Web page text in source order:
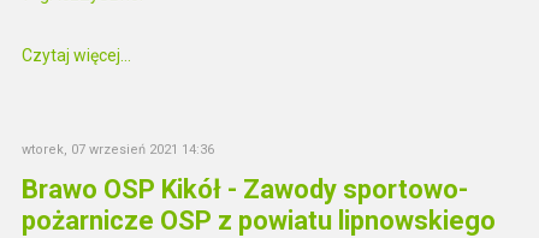
Czytaj więcej...
wtorek, 07 wrzesień 2021 14:36
Brawo OSP Kikół - Zawody sportowo-
pożarnicze OSP z powiatu lipnowskiego